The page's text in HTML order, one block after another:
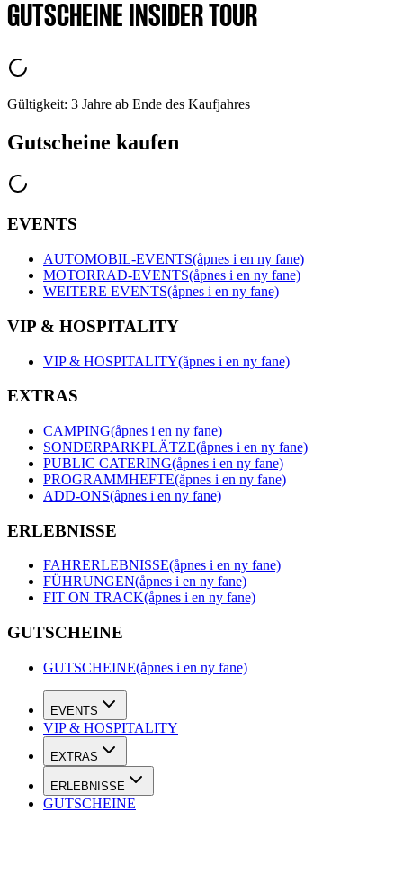
GUTSCHEINE INSIDER TOUR
Gültigkeit: 3 Jahre ab Ende des Kaufjahres
Gutscheine kaufen
EVENTS
AUTOMOBIL-EVENTS(åpnes i en ny fane)
MOTORRAD-EVENTS(åpnes i en ny fane)
WEITERE EVENTS(åpnes i en ny fane)
VIP & HOSPITALITY
VIP & HOSPITALITY(åpnes i en ny fane)
EXTRAS
CAMPING(åpnes i en ny fane)
SONDERPARKPLÄTZE(åpnes i en ny fane)
PUBLIC CATERING(åpnes i en ny fane)
PROGRAMMHEFTE(åpnes i en ny fane)
ADD-ONS(åpnes i en ny fane)
ERLEBNISSE
FAHRERLEBNISSE(åpnes i en ny fane)
FÜHRUNGEN(åpnes i en ny fane)
FIT ON TRACK(åpnes i en ny fane)
GUTSCHEINE
GUTSCHEINE(åpnes i en ny fane)
EVENTS
VIP & HOSPITALITY
EXTRAS
ERLEBNISSE
GUTSCHEINE